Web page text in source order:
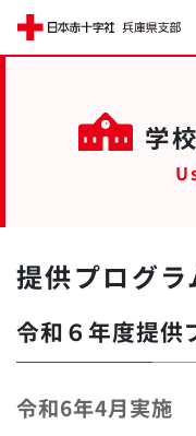
学
提供プログラ
令和６年度提供
令和6年4月実施